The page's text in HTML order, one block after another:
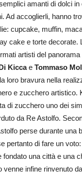
amanti di dolci in
Ad accoglierli, hanno
cupcake, muffin,
cake e torte decorate.
artisti del
Kiccae Tommaso
loro bravura nella
e zucchero artistico.
di zucchero uno dei
da Re Astolfo.
perse durante una
pertanto di fare un
fondato una città e una
venne infine rinvenuto